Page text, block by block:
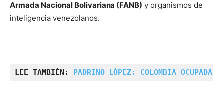
Armada Nacional Bolivariana (FANB) y organismos de
inteligencia venezolanos.
LEE TAMBIÉN: PADRINO LÓPEZ: COLOMBIA OCUPADA